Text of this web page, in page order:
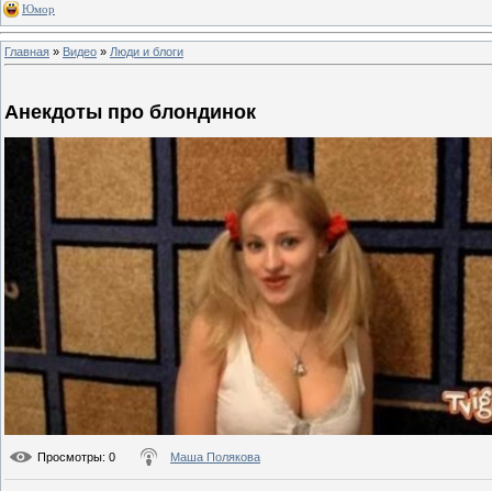
Юмор
Главная » Видео » Люди и блоги
Анекдоты про блондинок
Просмотры: 0 Маша Полякова